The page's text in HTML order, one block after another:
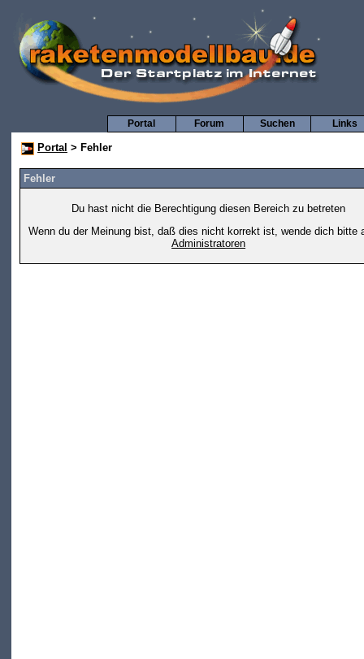
Links
Suchen
Forum
Portal
Portal > Fehler
Fehler
Du hast nicht die Berechtigung diesen Bereich zu betreten
Wenn du der Meinung bist, daß dies nicht korrekt ist, wende dich bitte
Administratoren